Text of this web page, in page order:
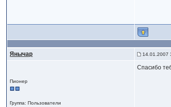
Янычар 14.01.2007
Пионер
Группа: Пользователи
Спасибо